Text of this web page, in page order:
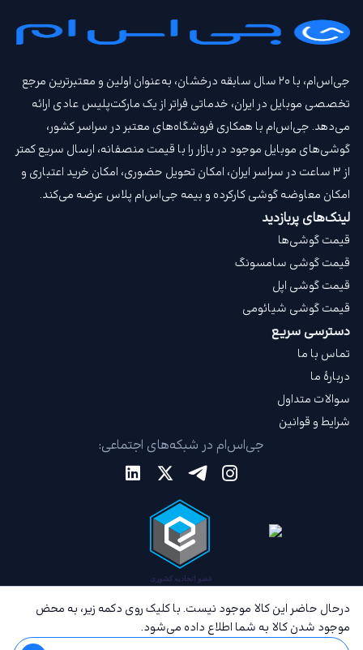
درحال حاضر این کالا موجود نیست. با کلیک روی دکمه زیر، به محض
موجود شدن کالا به شما اطلاع داده می‌شود.
جی‌اس‌ام، با ۲۰ سال سابقه درخشان، به‌عنوان اولین و معتبرترین مرجع
تخصصی موبایل در ایران، خدماتی فراتر از یک مارکت‌پلیس عادی ارائه
می‌دهد. جی‌اس‌ام با همکاری فروشگاه‌های معتبر در سراسر کشور،
گوشی‌های موبایل موجود در بازار را با قیمت‌ منصفانه، ارسال سریع کمتر
از ۳ ساعت در سراسر ایران، امکان تحویل حضوری، امکان خرید اعتباری و
امکان معاوضه گوشی کارکرده و بیمه جی‌اس‌ام‌ پلاس عرضه می‌کند.
لینک‌های پربازدید
قیمت گوشی‌ها
قیمت گوشی سامسونگ
قیمت گوشی اپل
قیمت گوشی شیائومی
دسترسی سریع
تماس با ما
دربارهٔ ما
سوالات متداول
شرایط و قوانین
جی‌اس‌ام در شبکه‌های اجتماعی: